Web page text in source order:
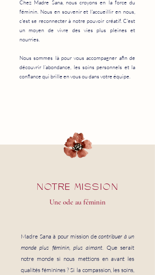
Chez Madre Sana, nous croyons en la force du
féminin. Nous en souvenir et l'accueillir en nous,
c'est se reconnecter à notre pouvoir créatif. C'est
un moyen de vivre des vies plus pleines et
nourries.
Nous sommes là pour vous accompagner afin de
découvrir l’abondance, les soins personnels et la
confiance qui brille en vous ou dans votre équipe.
NOTRE MISSION
Une ode au féminin
Madre Sana à pour mission de contribuer à un
monde plus féminin, plus aimant. Que serait
notre monde si nous mettions en avant les
qualités féminines ? Si la compassion, les soins,